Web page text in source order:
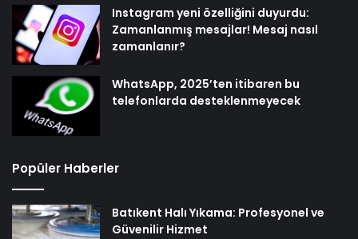
Instagram yeni özelliğini duyurdu:
Zamanlanmış mesajlar! Mesaj nasıl
zamanlanır?
WhatsApp, 2025’ten itibaren bu
telefonlarda desteklenmeyecek
Popüler Haberler
Batıkent Halı Yıkama: Profesyonel ve
Güvenilir Hizmet